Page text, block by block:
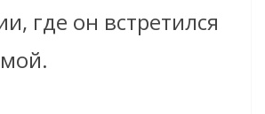
где он встретился